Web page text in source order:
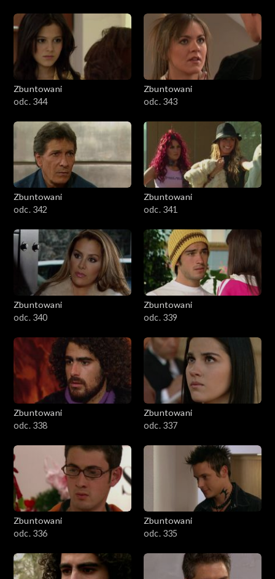
Zbuntowani
odc. 344
Zbuntowani
odc. 343
Zbuntowani
odc. 342
Zbuntowani
odc. 341
Zbuntowani
odc. 340
Zbuntowani
odc. 339
Zbuntowani
odc. 338
Zbuntowani
odc. 337
Zbuntowani
odc. 336
Zbuntowani
odc. 335